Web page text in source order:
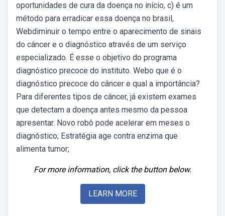
oportunidades de cura da doença no início, c) é um
método para erradicar essa doença no brasil,
Webdiminuir o tempo entre o aparecimento de sinais
do câncer e o diagnóstico através de um serviço
especializado. É esse o objetivo do programa
diagnóstico precoce do instituto. Webo que é o
diagnóstico precoce do câncer e qual a importância?
Para diferentes tipos de câncer, já existem exames
que detectam a doença antes mesmo da pessoa
apresentar. Novo robô pode acelerar em meses o
diagnóstico; Estratégia age contra enzima que
alimenta tumor;
For more information, click the button below.
LEARN MORE